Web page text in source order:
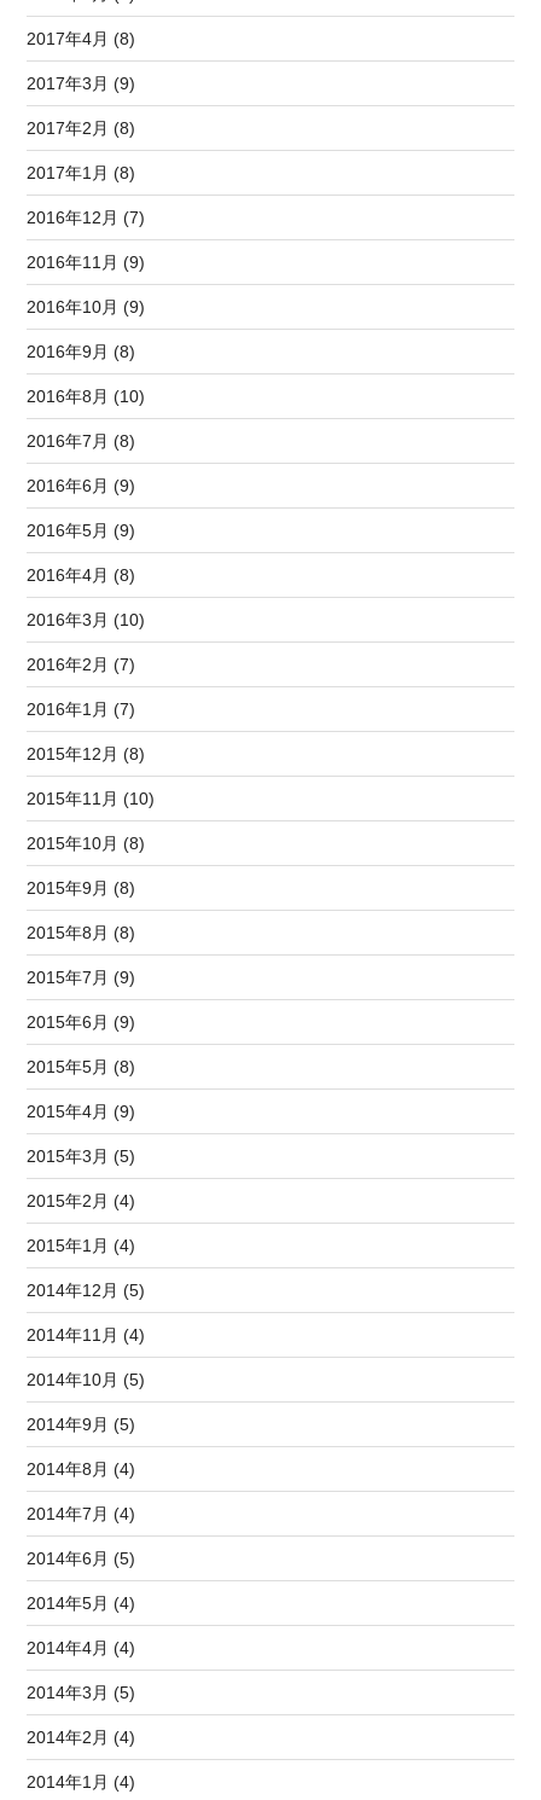
2017年4月 (8)
2017年3月 (9)
2017年2月 (8)
2017年1月 (8)
2016年12月 (7)
2016年11月 (9)
2016年10月 (9)
2016年9月 (8)
2016年8月 (10)
2016年7月 (8)
2016年6月 (9)
2016年5月 (9)
2016年4月 (8)
2016年3月 (10)
2016年2月 (7)
2016年1月 (7)
2015年12月 (8)
2015年11月 (10)
2015年10月 (8)
2015年9月 (8)
2015年8月 (8)
2015年7月 (9)
2015年6月 (9)
2015年5月 (8)
2015年4月 (9)
2015年3月 (5)
2015年2月 (4)
2015年1月 (4)
2014年12月 (5)
2014年11月 (4)
2014年10月 (5)
2014年9月 (5)
2014年8月 (4)
2014年7月 (4)
2014年6月 (5)
2014年5月 (4)
2014年4月 (4)
2014年3月 (5)
2014年2月 (4)
2014年1月 (4)